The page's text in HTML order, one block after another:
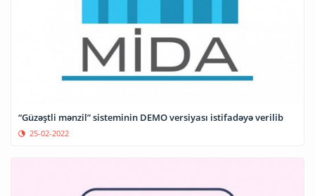
“Güzəştli mənzil” sisteminin DEMO versiyası istifadəyə verilib
25-02-2022